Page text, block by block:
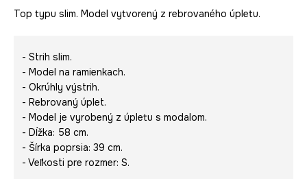
Top typu slim. Model vytvorený z rebrovaného úpletu.
- Strih slim.
- Model na ramienkach.
- Okrúhly výstrih.
- Rebrovaný úplet.
- Model je vyrobený z úpletu s modalom.
- Dĺžka: 58 cm.
- Šírka poprsia: 39 cm.
- Veľkosti pre rozmer: S.